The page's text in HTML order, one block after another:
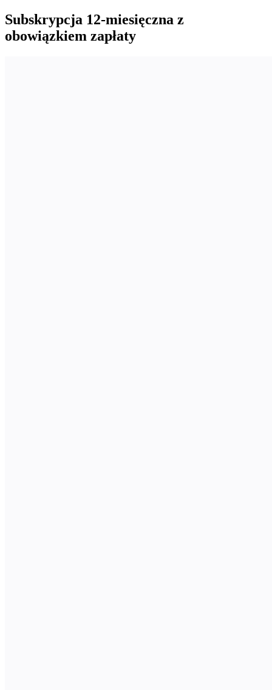
Subskrypcja 12-miesięczna z
obowiązkiem zapłaty